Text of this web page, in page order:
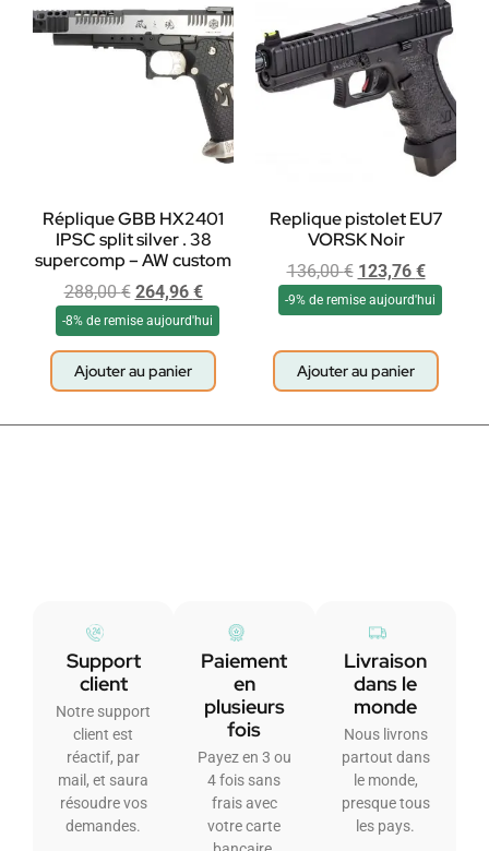
Réplique GBB HX2401
IPSC split silver . 38
supercomp – AW custom
288,00€ 264,96 €
-8% de remise aujourd'hui
Ajouter au panier
Replique pistolet EU7
VORSK Noir
136,00€ 123,76 €
-9% de remise aujourd'hui
Ajouter au panier
Support
client
Notre support
client est
réactif, par
mail, et saura
résoudre vos
demandes.
Paiement
en
plusieurs
fois
Payez en 3 ou
4 fois sans
frais avec
votre carte
Livraison
dans le
monde
Nous livrons
partout dans
le monde,
presque tous
les pays.